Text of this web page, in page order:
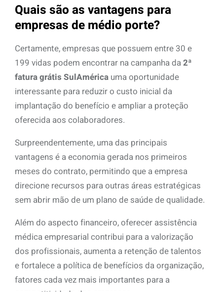
Quais são as vantagens para
empresas de médio porte?
Certamente, empresas que possuem entre 30 e
199 vidas podem encontrar na campanha da2ª
fatura grátis SulAmérica uma oportunidade
interessante para reduzir o custo inicial da
implantação do benefício e ampliar a proteção
oferecida aos colaboradores.
Surpreendentemente, uma das principais
vantagens é a economia gerada nos primeiros
meses do contrato, permitindo que a empresa
direcione recursos para outras áreas estratégicas
sem abrir mão de um plano de saúde de qualidade.
Além do aspecto financeiro, oferecer assistência
médica empresarial contribui para a valorização
dos profissionais, aumenta a retenção de talentos
e fortalece a política de benefícios da organização,
fatores cada vez mais importantes para a